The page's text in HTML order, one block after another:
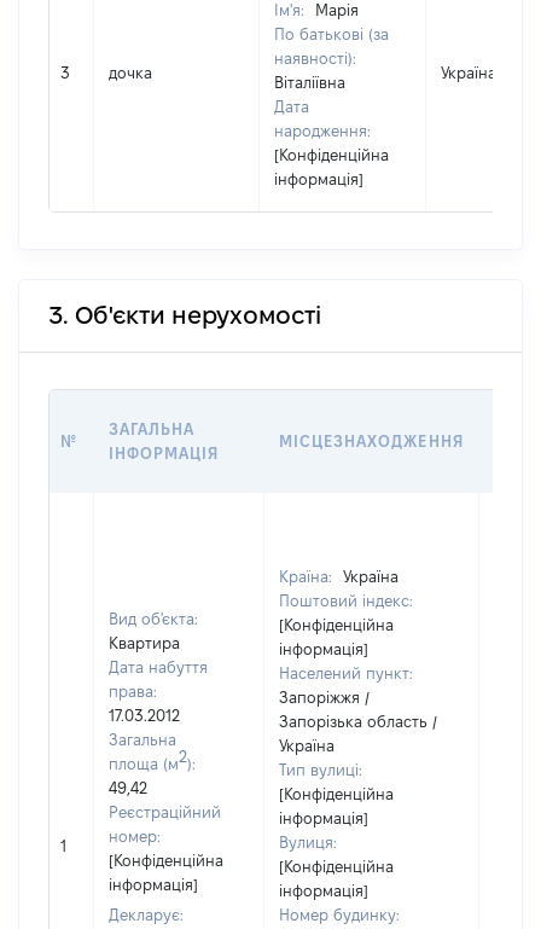
3 дочка
Ім'я:
Марія
По батькові (за
наявності):
Віталіївна
Дата
народження:
[Конфіденційна
інформація]
Україна
3. Об'єкти нерухомості
№
ЗАГАЛЬНА
ІНФОРМАЦІЯ
МІСЦЕЗНАХОДЖЕННЯ
1
Вид об'єкта:
Квартира
Дата набуття
права:
17.03.2012
Загальна
площа (м2):
49,42
Реєстраційний
номер:
[Конфіденційна
інформація]
Декларує:
Країна:
Україна
Поштовий індекс:
[Конфіденційна
інформація]
Населений пункт:
Запоріжжя /
Запорізька область /
Україна
Тип вулиці:
[Конфіденційна
інформація]
Вулиця:
[Конфіденційна
інформація]
Номер будинку: